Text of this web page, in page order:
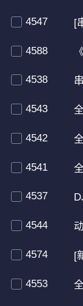
4547 [
4588
4538 串
4543
4542 全
4541
4537
4544
4574 [
4553